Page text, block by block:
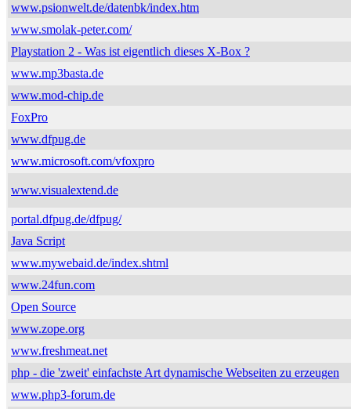
www.psionwelt.de/datenbk/index.htm
www.smolak-peter.com/
Playstation 2 - Was ist eigentlich dieses X-Box ?
www.mp3basta.de
www.mod-chip.de
FoxPro
www.dfpug.de
www.microsoft.com/vfoxpro
www.visualextend.de
portal.dfpug.de/dfpug/
Java Script
www.mywebaid.de/index.shtml
www.24fun.com
Open Source
www.zope.org
www.freshmeat.net
php - die 'zweit' einfachste Art dynamische Webseiten zu erzeugen
www.php3-forum.de